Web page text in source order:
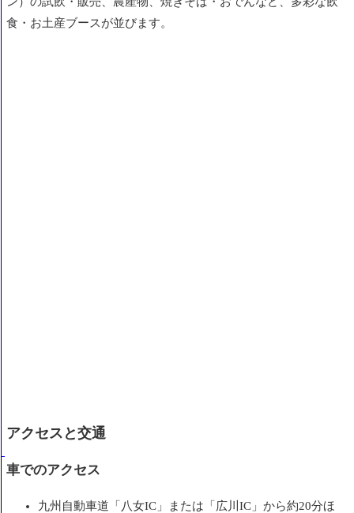
食・お土産ブースが並びます。
アクセスと交通
車でのアクセス
九州自動車道「八女IC」または「広川IC」から約20分ほ